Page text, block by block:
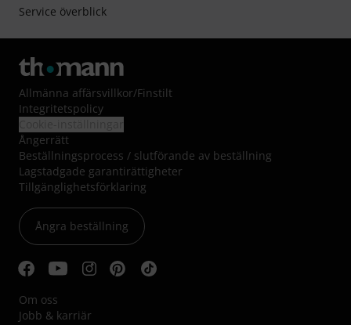
Service överblick
Allmänna affärsvillkor/Finstilt
Integritetspolicy
Ångerrätt
Beställningsprocess / slutförande av beställning
Lagstadgade garantirättigheter
Tillgänglighetsförklaring
Ångra beställning
Om oss
Jobb & karriär